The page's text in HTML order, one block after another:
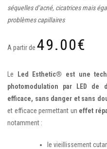
séquelles d’acné, cicatrices mais
problèmes capillaires
A partir de 49.00€
Le Led Esthetic® est une
photomodulation par LED de
efficace, sans danger et sans
et efficace permettant un effet
notamment :
le vieillissement